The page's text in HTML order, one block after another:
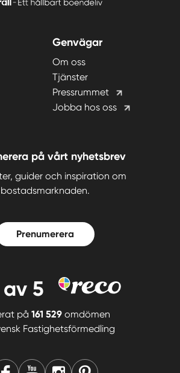
Genvägar
Om oss
Tjänster
Pressrummet
Jobba hos oss
på vårt nyhetsbrev
guider och inspiration om
bostadsmarknaden.
Prenumerera
av 5
på 161 529 omdömen
Fastighetsförmedling